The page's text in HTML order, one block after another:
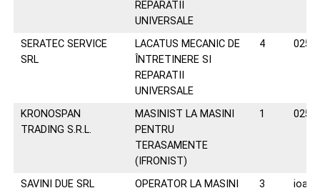
REPARATII
UNIVERSALE
SERATEC SERVICE
SRL
LACATUS MECANIC DE
ÎNTRETINERE SI
REPARATII
UNIVERSALE
4
KRONOSPAN
TRADING S.R.L.
MASINIST LA MASINI
PENTRU
TERASAMENTE
(IFRONIST)
1
SAVINI DUE SRL
OPERATOR LA MASINI
3